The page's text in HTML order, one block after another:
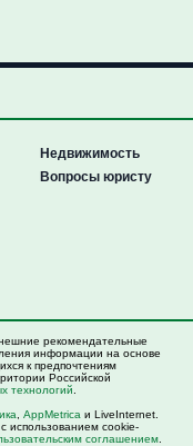
Недвижимость
Вопросы юристу
рекомендательные
информации на основе
к предпочтениям
Российской
технологий
AppMetrica и LiveInternet.
использованием cookie-
соглашением